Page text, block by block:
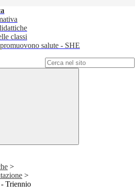
classi
salute - SHE
>
>
Triennio